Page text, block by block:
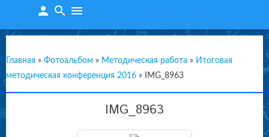
person search menu
Главная » Фотоальбом » Методическая работа » Итоговая
методическая конференция 2016 » IMG_8963
IMG_8963